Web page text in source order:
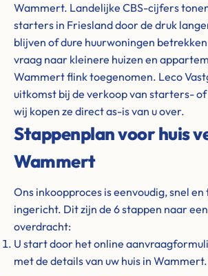
Wammert. Landelijke CBS-cijfers
starters in Friesland door de druk
blijven of dure huurwoningen
vraag naar kleinere huizen en
Wammert flink toegenomen. Leco
uitkomst bij de verkoop van starters-
wij kopen ze direct as-is van u over.
Stappenplan voor huis
Wammert
Ons inkoopproces is eenvoudig, snel
ingericht. Dit zijn de 6 stappen naar
overdracht:
U start door het online
met de details van uw huis in Wammert.